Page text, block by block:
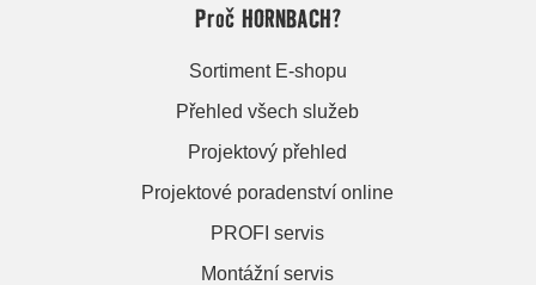
Proč HORNBACH?
Sortiment E-shopu
Přehled všech služeb
Projektový přehled
Projektové poradenství online
PROFI servis
Montážní servis